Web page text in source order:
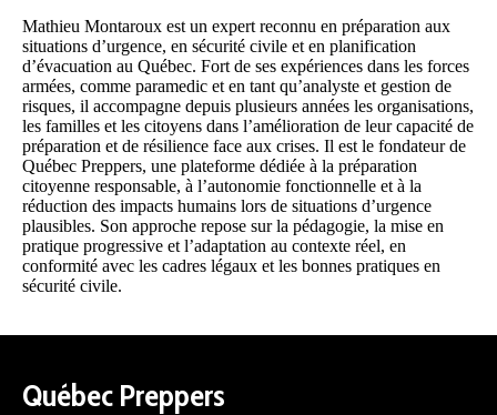
Mathieu Montaroux est un expert reconnu en préparation aux
situations d’urgence, en sécurité civile et en planification
d’évacuation au Québec. Fort de ses expériences dans les forces
armées, comme paramedic et en tant qu’analyste et gestion de
risques, il accompagne depuis plusieurs années les organisations,
les familles et les citoyens dans l’amélioration de leur capacité de
préparation et de résilience face aux crises. Il est le fondateur de
Québec Preppers, une plateforme dédiée à la préparation
citoyenne responsable, à l’autonomie fonctionnelle et à la
réduction des impacts humains lors de situations d’urgence
plausibles. Son approche repose sur la pédagogie, la mise en
pratique progressive et l’adaptation au contexte réel, en
conformité avec les cadres légaux et les bonnes pratiques en
sécurité civile.
Québec Preppers